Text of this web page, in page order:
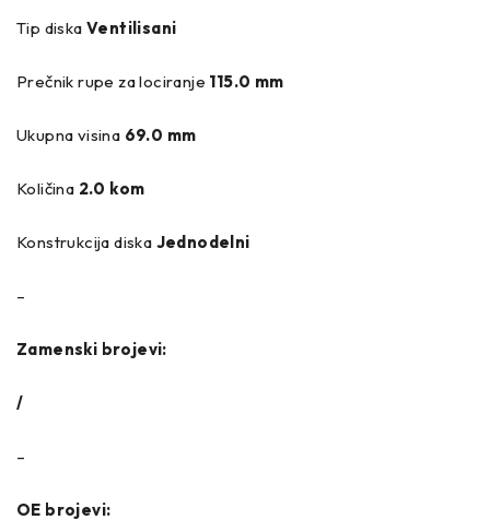
Tip diska Ventilisani
Prečnik rupe za lociranje 115.0 mm
Ukupna visina 69.0 mm
Količina 2.0 kom
Konstrukcija diska Jednodelni
–
Zamenski brojevi:
/
–
OE brojevi: